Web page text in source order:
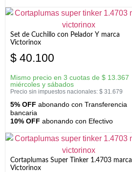
Set de Cuchillo con Pelador Y marca
Victorinox
$ 40.100
Mismo precio en 3 cuotas de $ 13.367
miércoles y sábados
Precio sin impuestos nacionales: $ 31.679
5% OFF abonando con Transferencia
bancaria
10% OFF abonando con Efectivo
Cortaplumas Super Tinker 1.4703 marca
Victorinox